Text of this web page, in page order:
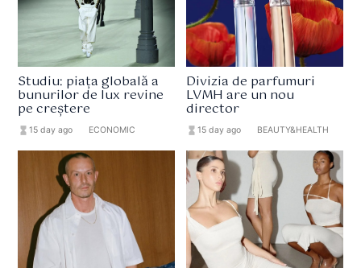
Studiu: piața globală a
bunurilor de lux revine
pe creștere
hourglass_full15 day ago ECONOMIC
Divizia de parfumuri
LVMH are un nou
director
hourglass_full 15 day ago BEAUTY&HEALTH